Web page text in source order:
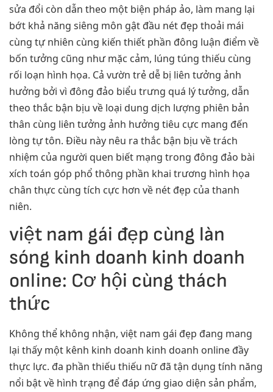
sửa đổi còn dẫn theo một biện pháp ảo, làm mang lại
bớt khả năng siêng môn gật đầu nét đẹp thoải mái
cùng tự nhiên cùng kiến thiết phần đông luận điểm về
bốn tưởng cũng như mặc cảm, lúng túng thiếu cùng
rối loạn hình họa. Cả vườn trẻ dễ bị liên tưởng ảnh
hưởng bởi vì đông đảo biểu trưng quá lý tưởng, dẫn
theo thắc bận bịu về loại dung dịch lượng phiên bản
thân cùng liên tưởng ảnh hưởng tiêu cực mang đến
lòng tự tôn. Điều này nêu ra thắc bận bịu về trách
nhiệm của người quen biết mạng trong đông đảo bài
xích toán góp phổ thông phần khai trương hình họa
chân thực cùng tích cực hơn về nét đẹp của thanh
niên.
việt nam gái đẹp cùng làn
sóng kinh doanh kinh doanh
online: Cơ hội cùng thách
thức
Không thể không nhận, việt nam gái đẹp đang mang
lại thấy một kênh kinh doanh kinh doanh online đầy
thực lực. đa phần thiếu thiếu nữ đã tận dụng tính năng
nổi bật về hình trạng để đáp ứng giao diện sản phẩm,